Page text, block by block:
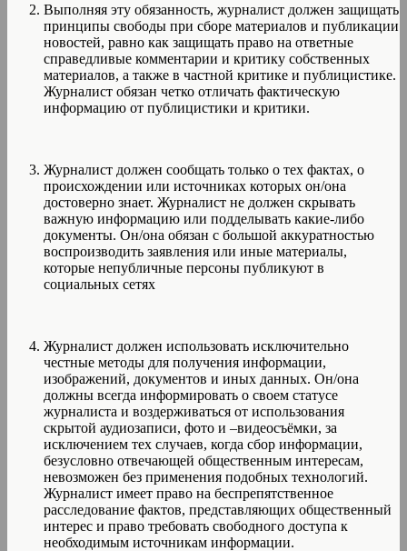
Выполняя эту обязанность, журналист должен защищать
принципы свободы при сборе материалов и публикации
новостей, равно как защищать право на ответные
справедливые комментарии и критику собственных
материалов, а также в частной критике и публицистике.
Журналист обязан четко отличать фактическую
информацию от публицистики и критики.
Журналист должен сообщать только о тех фактах, о
происхождении или источниках которых он/она
достоверно знает. Журналист не должен скрывать
важную информацию или подделывать какие-либо
документы. Он/она обязан с большой аккуратностью
воспроизводить заявления или иные материалы,
которые непубличные персоны публикуют в
социальных сетях
Журналист должен использовать исключительно
честные методы для получения информации,
изображений, документов и иных данных. Он/она
должны всегда информировать о своем статусе
журналиста и воздерживаться от использования
скрытой аудиозаписи, фото и –видеосъёмки, за
исключением тех случаев, когда сбор информации,
безусловно отвечающей общественным интересам,
невозможен без применения подобных технологий.
Журналист имеет право на беспрепятственное
расследование фактов, представляющих общественный
интерес и право требовать свободного доступа к
необходимым источникам информации.